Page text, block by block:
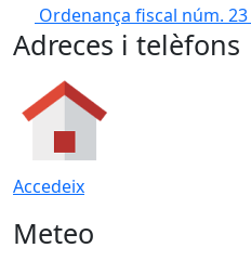
Ordenança fiscal núm. 23
Adreces i telèfons
Accedeix
Meteo